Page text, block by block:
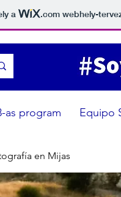
a .com webhely-
as program Equipo
en Mijas